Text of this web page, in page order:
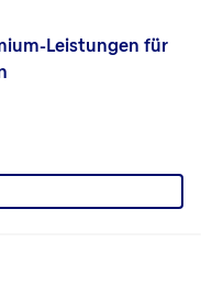
Leistungen für